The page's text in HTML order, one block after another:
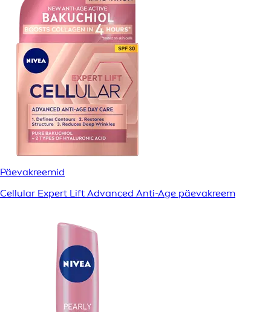
Päevakreemid
Cellular Expert Lift Advanced Anti-Age päevakreem